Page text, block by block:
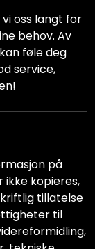
oss langt for
behov. Av
føle deg
service,
på
ikke kopieres,
tillatelse
til